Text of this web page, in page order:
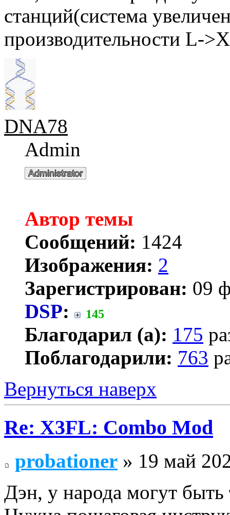
станций(система
производительности L-
DNA78
Admin
Автор темы
Сообщений: 1424
Изображения: 2
Зарегистрирован: 09
DSP: 145
Благодарил (а): 175
Поблагодарили: 763
Вернуться наверх
Re: X3FL: Combo Mod
probationer » 19 май
Дэн, у народа могут быть